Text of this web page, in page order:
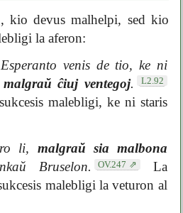
kio devus malhelpi, sed kio
la aferon:
venis de tio, ke ni
malgraŭ ĉiuj ventegoj. L2.92
malebligi, ke ni staris
li, malgraŭ sia malbona
Bruselon. OV.247
La
malebligi la veturon al